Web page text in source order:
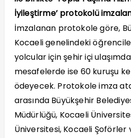
İyileştirme’ protokolü
İmzalanan protokole göre,
Kocaeli genelindeki
yolcular için şehir içi
mesafelerde ise 60 kuruşu
ödeyecek. Protokole imza
arasında Büyükşehir
Müdürlüğü, Kocaeli
Üniversitesi, Kocaeli